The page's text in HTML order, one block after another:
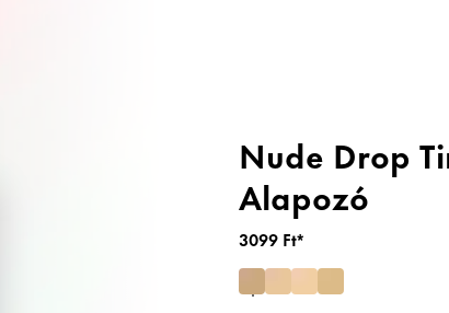
Nude Drop
Alapozó
3099 Ft*